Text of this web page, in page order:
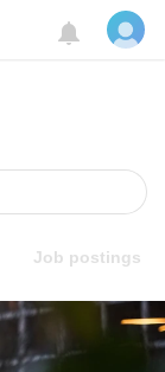
Job postings